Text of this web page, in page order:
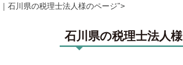
｜石川県の税理士法人様のページ">
石川県の税理士法人様